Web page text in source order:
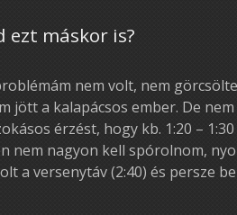
ezt máskor is?
nem volt, nem
jött a kalapácsos ember. De
érzést, hogy kb. 1:20 –
nem nagyon kell spórolnom,
a versenytáv (2:40) és persze